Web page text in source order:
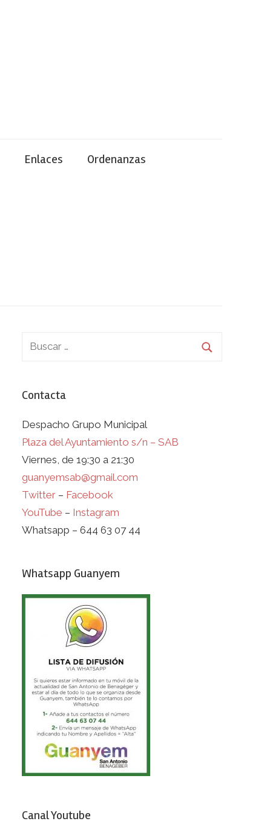
Enlaces Ordenanzas
Contacta
Despacho Grupo Municipal
Plaza del Ayuntamiento s/n – SAB
Viernes, de 19:30 a 21:30
guanyemsab@gmail.com
Twitter – Facebook
YouTube – Instagram
Whatsapp – 644 63 07 44
Whatsapp Guanyem
Canal Youtube